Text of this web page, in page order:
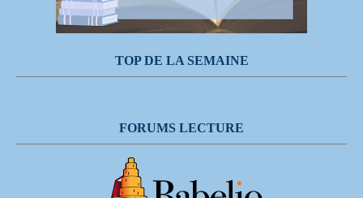
TOP DE LA SEMAINE
FORUMS LECTURE